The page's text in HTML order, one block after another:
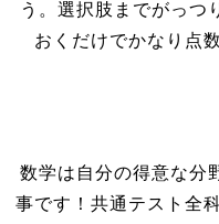
う。選択肢までがっつ
おくだけでかなり点
数学は自分の得意な分
事です！共通テスト全